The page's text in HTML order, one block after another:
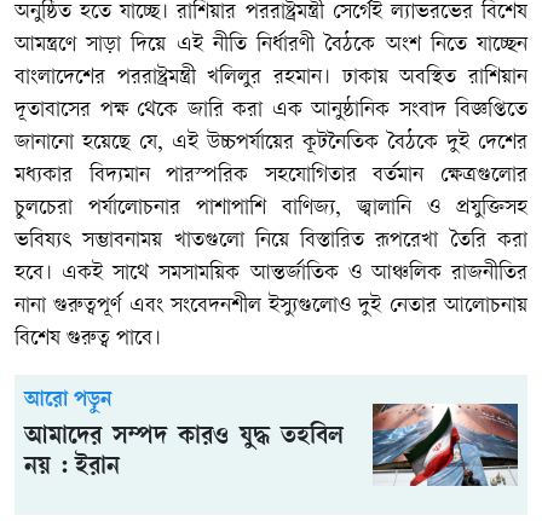
অনুষ্ঠিত হতে যাচ্ছে। রাশিয়ার পররাষ্ট্রমন্ত্রী সের্গেই ল্যাভরভের বিশেষ
আমন্ত্রণে সাড়া দিয়ে এই নীতি নির্ধারণী বৈঠকে অংশ নিতে যাচ্ছেন
বাংলাদেশের পররাষ্ট্রমন্ত্রী খলিলুর রহমান। ঢাকায় অবস্থিত রাশিয়ান
দূতাবাসের পক্ষ থেকে জারি করা এক আনুষ্ঠানিক সংবাদ বিজ্ঞপ্তিতে
জানানো হয়েছে যে, এই উচ্চপর্যায়ের কূটনৈতিক বৈঠকে দুই দেশের
মধ্যকার বিদ্যমান পারস্পরিক সহযোগিতার বর্তমান ক্ষেত্রগুলোর
চুলচেরা পর্যালোচনার পাশাপাশি বাণিজ্য, জ্বালানি ও প্রযুক্তিসহ
ভবিষ্যৎ সম্ভাবনাময় খাতগুলো নিয়ে বিস্তারিত রূপরেখা তৈরি করা
হবে। একই সাথে সমসাময়িক আন্তর্জাতিক ও আঞ্চলিক রাজনীতির
নানা গুরুত্বপূর্ণ এবং সংবেদনশীল ইস্যুগুলোও দুই নেতার আলোচনায়
বিশেষ গুরুত্ব পাবে।
আরো পড়ুন
আমাদের সম্পদ কারও যুদ্ধ তহবিল
নয় : ইরান